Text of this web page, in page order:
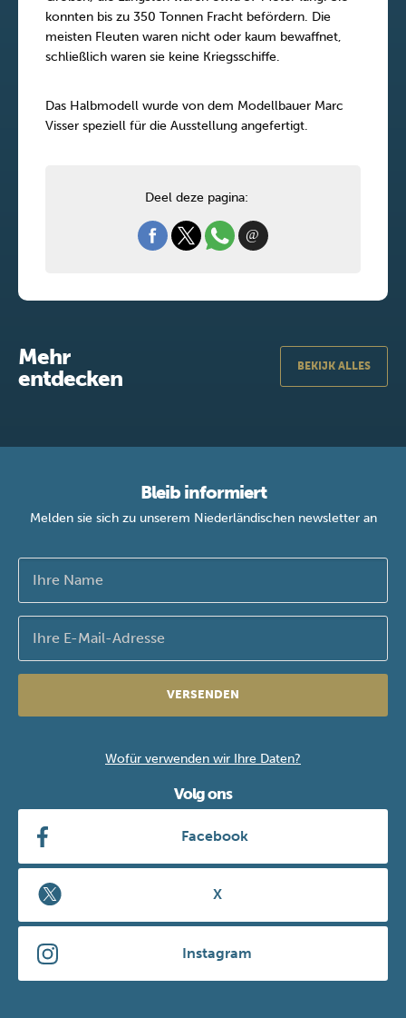
konnten bis zu 350 Tonnen Fracht befördern. Die
meisten Fleuten waren nicht oder kaum bewaffnet,
schließlich waren sie keine Kriegsschiffe.
Das Halbmodell wurde von dem Modellbauer Marc
Visser speziell für die Ausstellung angefertigt.
Deel deze pagina:
Mehr
entdecken
BEKIJK ALLES
Bleib informiert
Melden sie sich zu unserem Niederländischen newsletter an
VERSENDEN
Wofür verwenden wir Ihre Daten?
Volg ons
Facebook
X
Instagram